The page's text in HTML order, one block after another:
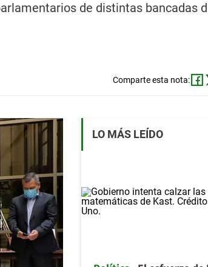
de distintas bancadas
Comparte esta nota:
LO MÁS LEÍDO